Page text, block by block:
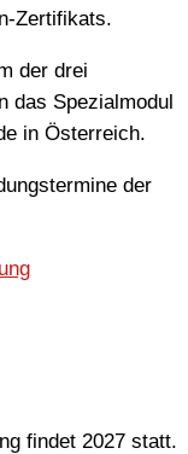
Zertifikats.
der drei
das Spezialmodul
in Österreich.
der
findet 2027 statt.